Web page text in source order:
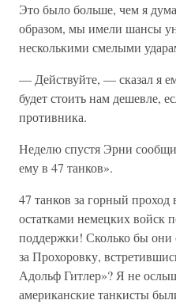
Это было больше, чем я
образом, мы имели шансы
несколькими смелыми
— Действуйте, — сказал я
будет стоить нам дешевле,
противника.
Неделю спустя Эрни
ему в 47 танков».
47 танков за горный
остатками немецких войск
поддержки! Сколько бы они
за Прохоровку,
Адольф Гитлер»? Я не
американские танкисты